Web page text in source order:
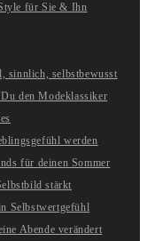
für Sie & Ihn
sinnlich, selbstbewusst
den Modeklassiker
werden
für deinen Sommer
stärkt
Selbstwertgefühl
Abende verändert